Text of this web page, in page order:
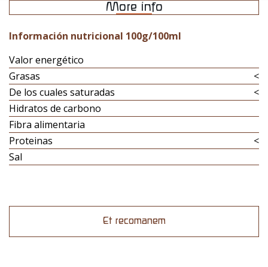
More info
Información nutricional 100g/100ml
Valor energético
Grasas
<
De los cuales saturadas
<
Hidratos de carbono
Fibra alimentaria
Proteinas
<
Sal
Et recomanem